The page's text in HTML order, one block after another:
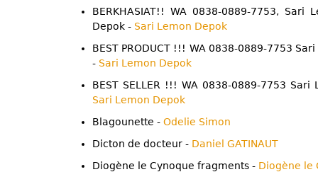
BERKHASIAT!! WA 0838-0889-7753, Sari
Depok - Sari Lemon Depok
BEST PRODUCT !!! WA 0838-0889-7753
- Sari Lemon Depok
BEST SELLER !!! WA 0838-0889-7753
Sari Lemon Depok
Blagounette - Odelie Simon
Dicton de docteur - Daniel GATINAUT
Diogène le Cynoque fragments - Diogène le